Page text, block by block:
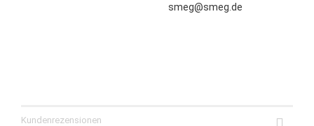
smeg@smeg.de
Kundenrezensionen